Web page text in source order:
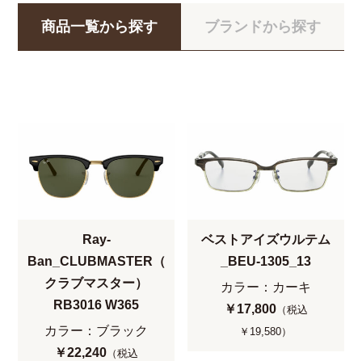
商品一覧から探す ブランドから探す
Ray-
Ban_CLUBMASTER（
クラブマスター）
RB3016 W365
カラー：ブラック
￥22,240 （税込
ベストアイズウルテム
_BEU-1305_13
カラー：カーキ
￥17,800（税込
￥19,580）